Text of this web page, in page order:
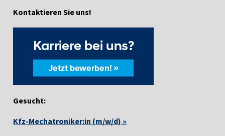
Kontaktieren Sie uns!
Gesucht:
Kfz-Mechatroniker:in (m/w/d) »